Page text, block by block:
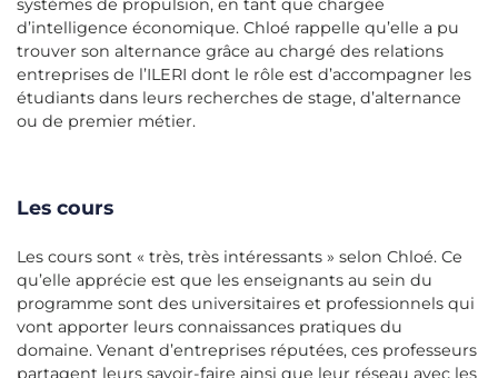
systèmes de propulsion, en tant que chargée
d’intelligence économique. Chloé rappelle qu’elle a pu
trouver son alternance grâce au chargé des relations
entreprises de l’ILERI dont le rôle est d’accompagner les
étudiants dans leurs recherches de stage, d’alternance
ou de premier métier.
Les cours
Les cours sont « très, très intéressants » selon Chloé. Ce
qu’elle apprécie est que les enseignants au sein du
programme sont des universitaires et professionnels qui
vont apporter leurs connaissances pratiques du
domaine. Venant d’entreprises réputées, ces professeurs
partagent leurs savoir-faire ainsi que leur réseau avec les